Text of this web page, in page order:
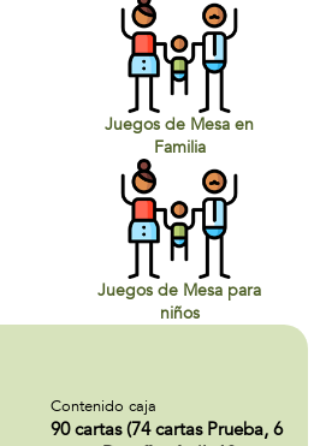
Juegos de Mesa en
Familia
Juegos de Mesa para
niños
Contenido caja
90 cartas (74 cartas Prueba, 6